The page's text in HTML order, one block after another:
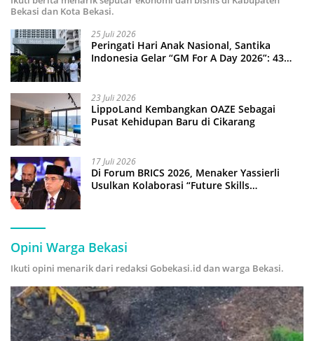
Bekasi dan Kota Bekasi.
25 Juli 2026
Peringati Hari Anak Nasional, Santika
Indonesia Gelar “GM For A Day 2026”: 43
23 Juli 2026
LippoLand Kembangkan OAZE Sebagai
Pusat Kehidupan Baru di Cikarang
17 Juli 2026
Di Forum BRICS 2026, Menaker Yassierli
Usulkan Kolaborasi “Future Skills
Opini Warga Bekasi
Ikuti opini menarik dari redaksi Gobekasi.id dan warga Bekasi.